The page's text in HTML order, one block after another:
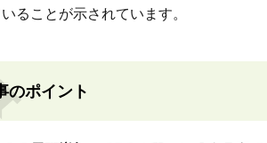
ることが示されています。
のポイント